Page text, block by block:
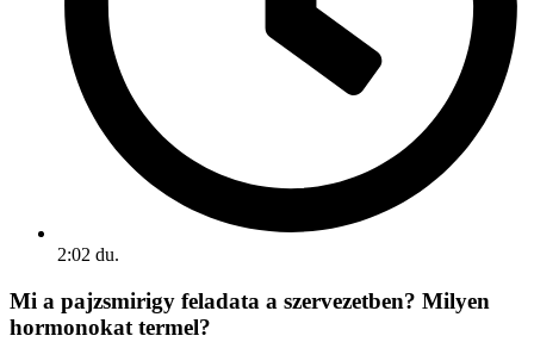
2:02 du.
Mi a pajzsmirigy feladata a szervezetben? Milyen
hormonokat termel?